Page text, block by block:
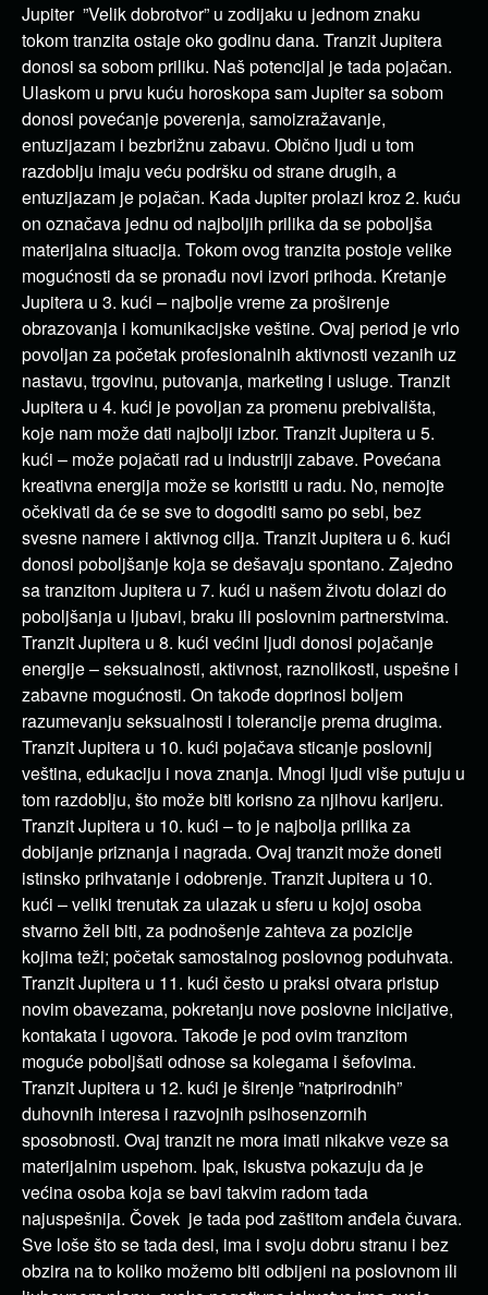
Jupiter ”Velik dobrotvor” u zodijaku u jednom znaku
tokom tranzita ostaje oko godinu dana. Tranzit Jupitera
donosi sa sobom priliku. Naš potencijal je tada pojačan.
Ulaskom u prvu kuću horoskopa sam Jupiter sa sobom
donosi povećanje poverenja, samoizražavanje,
entuzijazam i bezbrižnu zabavu. Obično ljudi u tom
razdoblju imaju veću podršku od strane drugih, a
entuzijazam je pojačan. Kada Jupiter prolazi kroz 2. kuću
on označava jednu od najboljih prilika da se poboljša
materijalna situacija. Tokom ovog tranzita postoje velike
mogućnosti da se pronađu novi izvori prihoda. Kretanje
Jupitera u 3. kući – najbolje vreme za proširenje
obrazovanja i komunikacijske veštine. Ovaj period je vrlo
povoljan za početak profesionalnih aktivnosti vezanih uz
nastavu, trgovinu, putovanja, marketing i usluge. Tranzit
Jupitera u 4. kući je povoljan za promenu prebivališta,
koje nam može dati najbolji izbor. Tranzit Jupitera u 5.
kući – može pojačati rad u industriji zabave. Povećana
kreativna energija može se koristiti u radu. No, nemojte
očekivati ​​da će se sve to dogoditi samo po sebi, bez
svesne namere i aktivnog cilja. Tranzit Jupitera u 6. kući
donosi poboljšanje koja se dešavaju spontano. Zajedno
sa tranzitom Jupitera u 7. kući u našem životu dolazi do
poboljšanja u ljubavi, braku ili poslovnim partnerstvima.
Tranzit Jupitera u 8. kući većini ljudi donosi pojačanje
energije – seksualnosti, aktivnost, raznolikosti, uspešne i
zabavne mogućnosti. On takođe doprinosi boljem
razumevanju seksualnosti i tolerancije prema drugima.
Tranzit Jupitera u 10. kući pojačava sticanje poslovnij
veština, edukaciju i nova znanja. Mnogi ljudi više putuju u
tom razdoblju, što može biti korisno za njihovu karijeru.
Tranzit Jupitera u 10. kući – to je najbolja prilika za
dobijanje priznanja i nagrada. Ovaj tranzit može doneti
istinsko prihvatanje i odobrenje. Tranzit Jupitera u 10.
kući – veliki trenutak za ulazak u sferu u kojoj osoba
stvarno želi biti, za podnošenje zahteva za pozicije
kojima teži; početak samostalnog poslovnog poduhvata.
Tranzit Jupitera u 11. kući često u praksi otvara pristup
novim obavezama, pokretanju nove poslovne inicijative,
kontakata i ugovora. Takođe je pod ovim tranzitom
moguće poboljšati odnose sa kolegama i šefovima.
Tranzit Jupitera u 12. kući je širenje ”natprirodnih”
duhovnih interesa i razvojnih psihosenzornih
sposobnosti. Ovaj tranzit ne mora imati nikakve veze sa
materijalnim uspehom. Ipak, iskustva pokazuju da je
većina osoba koja se bavi takvim radom tada
najuspešnija. Čovek je tada pod zaštitom anđela čuvara.
Sve loše što se tada desi, ima i svoju dobru stranu i bez
obzira na to koliko možemo biti odbijeni na poslovnom ili